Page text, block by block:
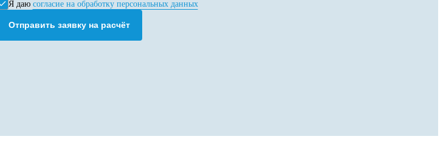
Я даю согласие на обработку персональных данных
Отправить заявку на расчёт